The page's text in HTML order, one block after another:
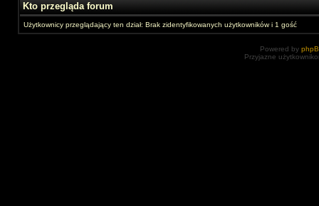
Kto przegląda forum
Użytkownicy przeglądający ten dział: Brak zidentyfikowanych użytkowników i 1 gość
Powered by
Przyjazne